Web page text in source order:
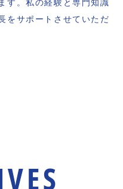
す。私の経験と専門知識
をサポートさせていただ